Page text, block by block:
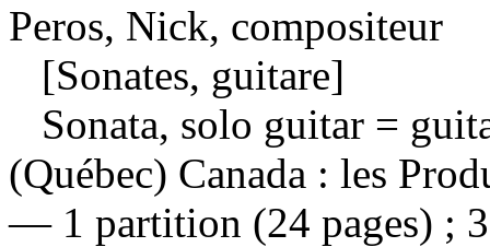
Peros, Nick, compositeur
[Sonates, guitare]
Sonata, solo guitar =
(Québec) Canada : les
— 1 partition (24 pages) ;